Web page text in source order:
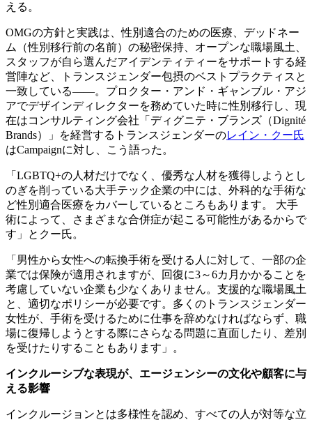
える。
OMGの方針と実践は、性別適合のための医療、デッドネー
ム（性別移行前の名前）の秘密保持、オープンな職場風土、
スタッフが自ら選んだアイデンティティーをサポートする経
営陣など、トランスジェンダー包摂のベストプラクティスと
一致している――。プロクター・アンド・ギャンブル・アジ
アでデザインディレクターを務めていた時に性別移行し、現
在はコンサルティング会社「ディグニテ・ブランズ（Dignité
Brands）」を経営するトランスジェンダーのレイン・クー氏
はCampaignに対し、こう語った。
「LGBTQ+の人材だけでなく、優秀な人材を獲得しようとし
のぎを削っている大手テック企業の中には、外科的な手術な
ど性別適合医療をカバーしているところもあります。 大手
術によって、さまざまな合併症が起こる可能性があるからで
す」とクー氏。
「男性から女性への転換手術を受ける人に対して、一部の企
業では保険が適用されますが、回復に3～6カ月かかることを
考慮していない企業も少なくありません。支援的な職場風土
と、適切なポリシーが必要です。多くのトランスジェンダー
女性が、手術を受けるために仕事を辞めなければならず、職
場に復帰しようとする際にさらなる問題に直面したり、差別
を受けたりすることもあります」。
インクルーシブな表現が、エージェンシーの文化や顧客に与
える影響
インクルージョンとは多様性を認め、すべての人が対等な立